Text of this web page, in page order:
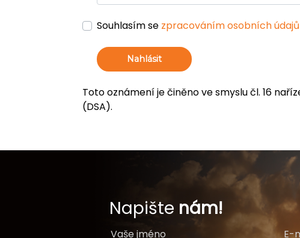
Souhlasím se zpracováním osobních údajů
Nahlásit
Toto oznámení je činěno ve smyslu čl. 16
(DSA).
Napište nám!